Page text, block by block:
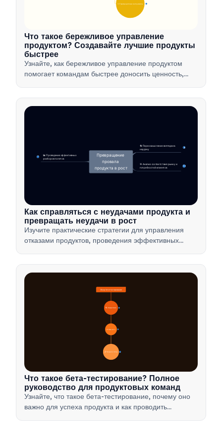
💡 Преимущества и инструменты
Что такое бережливое управление
продуктом? Создавайте лучшие продукты
быстрее
Узнайте, как бережливое управление продуктом
помогает командам быстрее доносить ценность,
🔄 Переосмысление взгляда на
неудачу
4
📊 Проведение эффективных
разборов полетов
7
🎯 Анализ соответствия рынку и
потребностей клиентов
14
Превращение
провала
продукта в рост
Как справляться с неудачами продукта и
превращать неудачи в рост
Изучите практические стратегии для управления
отказами продуктов, проведения эффективных
🔍 Определение
🎯 Важность
📋 Процесс и типы
Обзор бета-тестирования
Что такое бета-тестирование? Полное
руководство для продуктовых команд
Узнайте, что такое бета-тестирование, почему оно
важно для успеха продукта и как проводить